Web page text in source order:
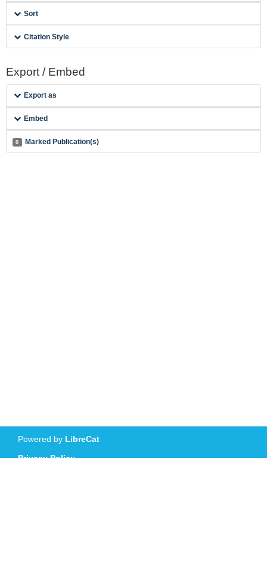
Sort
Citation Style
Export / Embed
Export as
Embed
0 Marked Publication(s)
Powered by LibreCat
Privacy Policy